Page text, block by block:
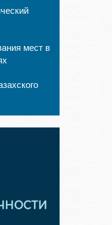
мест в